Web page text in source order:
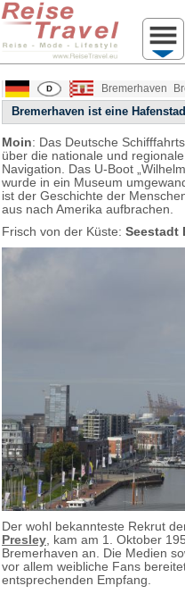
Bremerhaven
Bremerhaven ist eine
Moin: Das Deutsche
über die nationale und
Navigation. Das U-Boot
wurde in ein Museum
ist der Geschichte der
aus nach Amerika aufbrachen.
Frisch von der Küste: Seestadt
Der wohl bekannteste Rekrut
Presley , kam am 1. Oktober
Bremerhaven an. Die Medien
vor allem weibliche Fans
entsprechenden Empfang.